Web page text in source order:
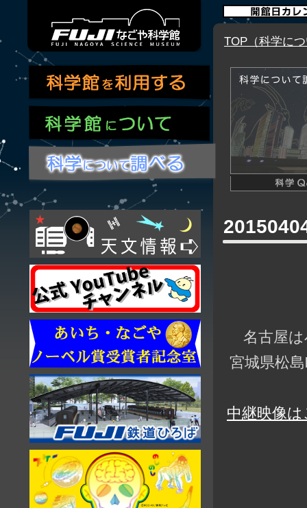
TOP（科学に
名古屋
宮城県松
中継映像